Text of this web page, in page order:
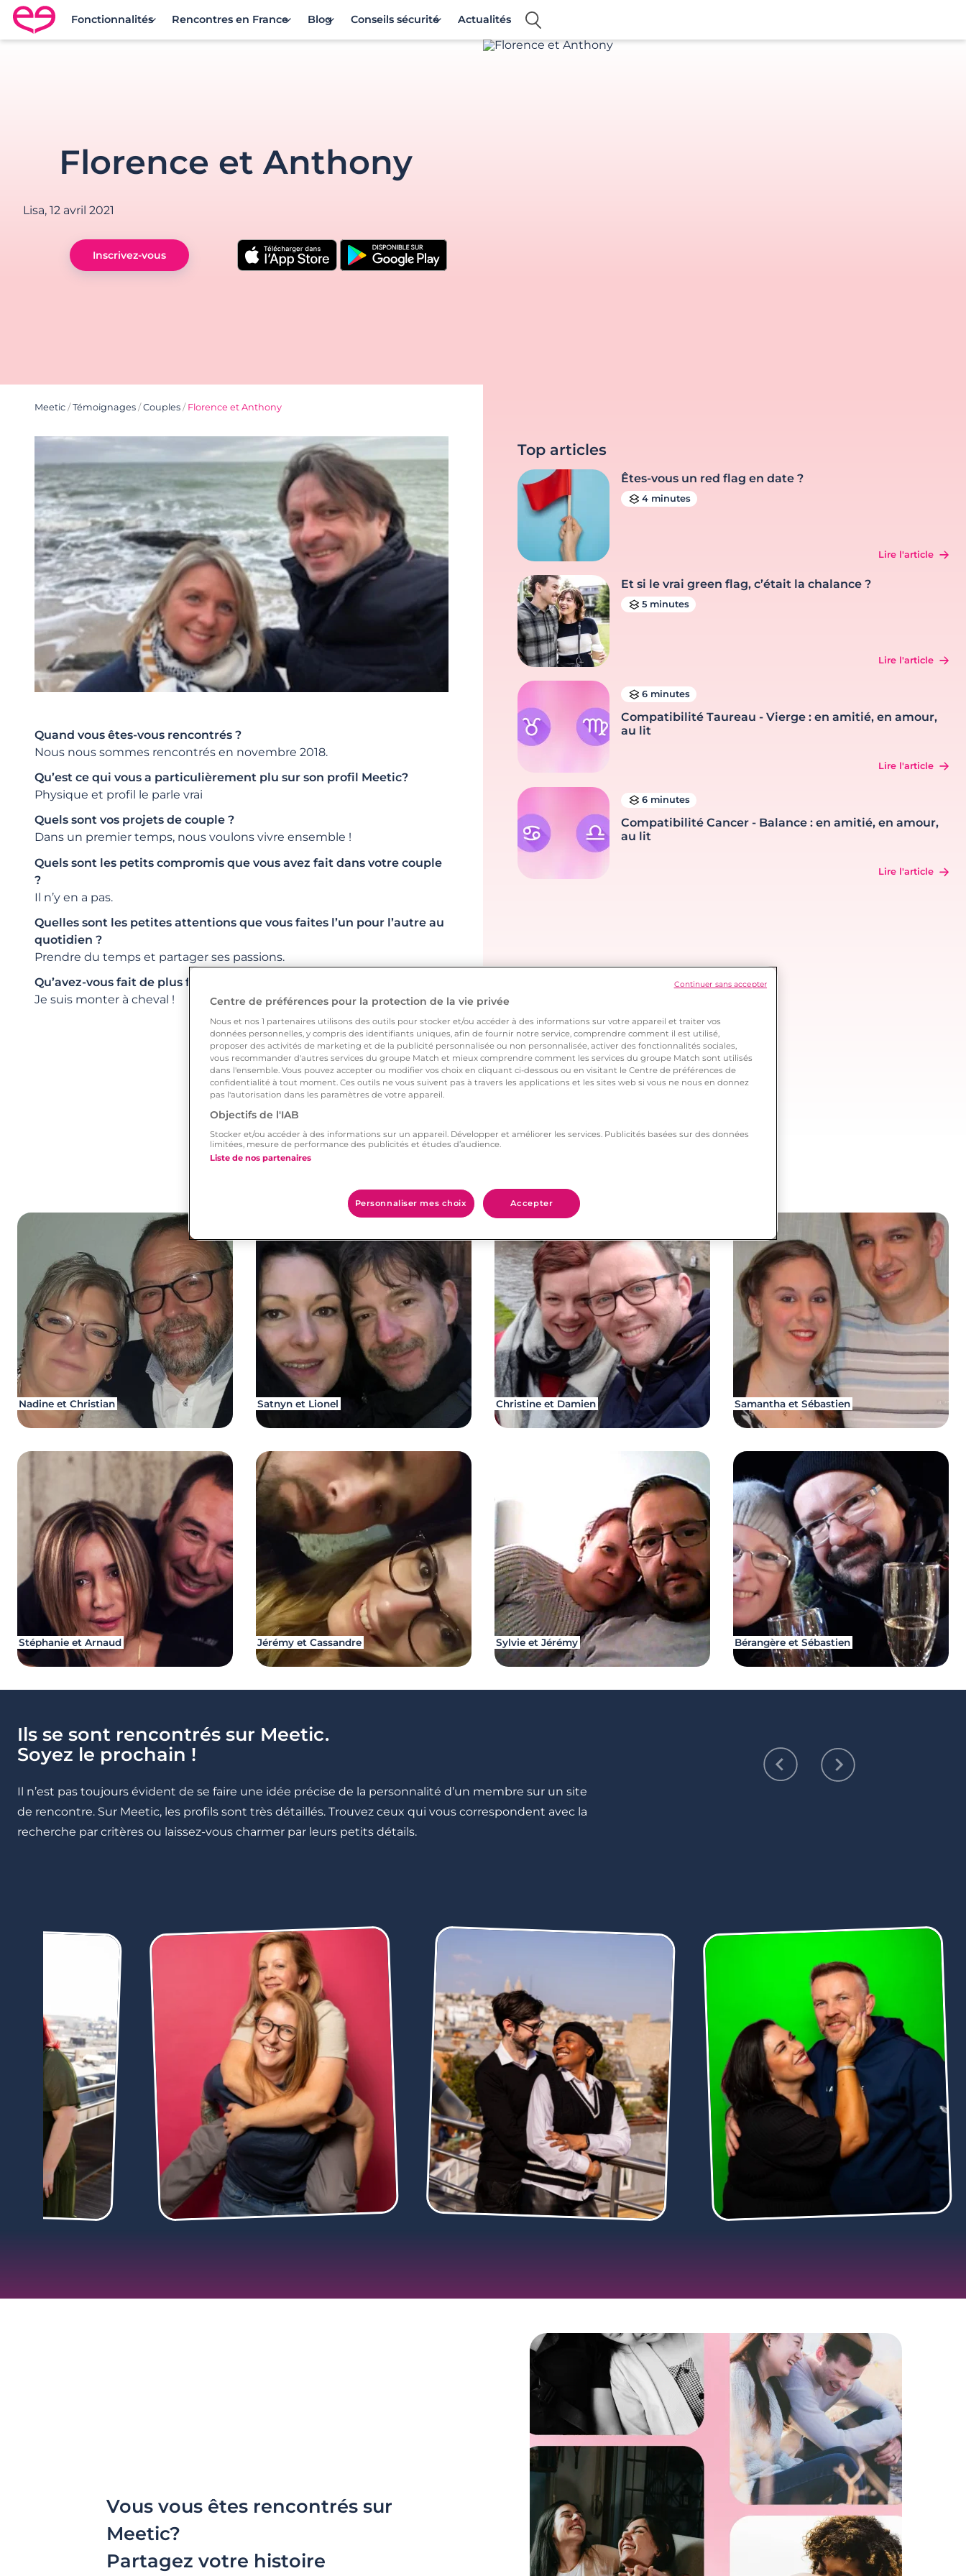
Rencontre en France avec Meetic
Fonctionnalités Rencontres en France Blog Conseils sécurité Actualités
Florence et Anthony
Lisa, 12 avril 2021
Inscrivez-vous
Meetic /Témoignages /Couples / Florence et Anthony
Quand vous êtes-vous rencontrés ?
Nous nous sommes rencontrés en novembre 2018.
Qu’est ce qui vous a particulièrement plu sur son profil Meetic?
Physique et profil le parle vrai
Quels sont vos projets de couple ?
Dans un premier temps, nous voulons vivre ensemble !
Quels sont les petits compromis que vous avez fait dans votre couple
?
Il n’y en a pas.
Quelles sont les petites attentions que vous faites l’un pour l’autre au
quotidien ?
Prendre du temps et partager ses passions.
Qu’avez-vous fait de plus fou pour lui/elle ?
Je suis monter à cheval !
Top articles
Êtes-vous un red flag en date ?
4 minutes
Lire l'article
Et si le vrai green flag, c’était la chalance ?
5 minutes
Lire l'article
6 minutes
Compatibilité Taureau - Vierge : en amitié, en amour,
au lit
Lire l'article
6 minutes
Compatibilité Cancer - Balance : en amitié, en amour,
au lit
Lire l'article
Nadine et Christian Satnyn et Lionel Christine et Damien Samantha et Sébastien
Stéphanie et Arnaud Jérémy et Cassandre Sylvie et Jérémy Bérangère et Sébastien
Ils se sont rencontrés sur Meetic.
Soyez le prochain !
Il n’est pas toujours évident de se faire une idée précise de la personnalité d’un membre sur un site
de rencontre. Sur Meetic, les profils sont très détaillés. Trouvez ceux qui vous correspondent avec la
recherche par critères ou laissez-vous charmer par leurs petits détails.
Vous vous êtes rencontrés sur
Meetic?
Partagez votre histoire
Centre de préférences pour la protection de la vie privée
Nous et nos 1 partenaires utilisons des outils pour stocker et/ou accéder à des informations sur votre appareil et traiter vos
données personnelles, y compris des identifiants uniques, afin de fournir notre service, comprendre comment il est utilisé,
proposer des activités de marketing et de la publicité personnalisée ou non personnalisée, activer des fonctionnalités sociales,
vous recommander d'autres services du groupe Match et mieux comprendre comment les services du groupe Match sont utilisés
dans l'ensemble. Vous pouvez accepter ou modifier vos choix en cliquant ci-dessous ou en visitant le Centre de préférences de
confidentialité à tout moment. Ces outils ne vous suivent pas à travers les applications et les sites web si vous ne nous en donnez
pas l'autorisation dans les paramètres de votre appareil.
Objectifs de l'IAB
Stocker et/ou accéder à des informations sur un appareil. Développer et améliorer les services. Publicités basées sur des données
limitées, mesure de performance des publicités et études d’audience.
Liste de nos partenaires
Personnaliser mes choix Accepter
Continuer sans accepter